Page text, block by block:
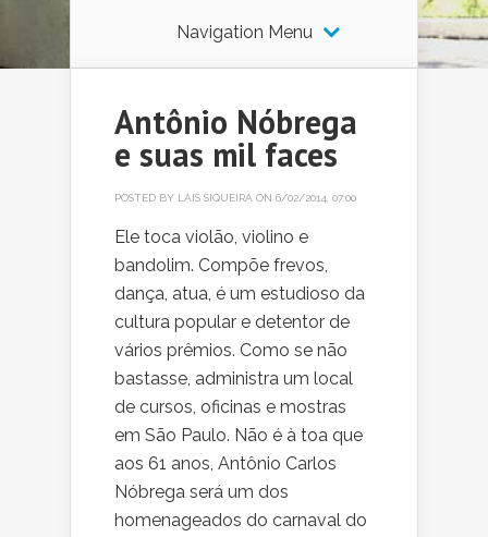
Navigation Menu
Antônio Nóbrega
e suas mil faces
POSTED BY LAIS SIQUEIRA ON 6/02/2014, 07:00
Ele toca violão, violino e
bandolim. Compõe frevos,
dança, atua, é um estudioso da
cultura popular e detentor de
vários prêmios. Como se não
bastasse, administra um local
de cursos, oficinas e mostras
em São Paulo. Não é à toa que
aos 61 anos, Antônio Carlos
Nóbrega será um dos
homenageados do carnaval do